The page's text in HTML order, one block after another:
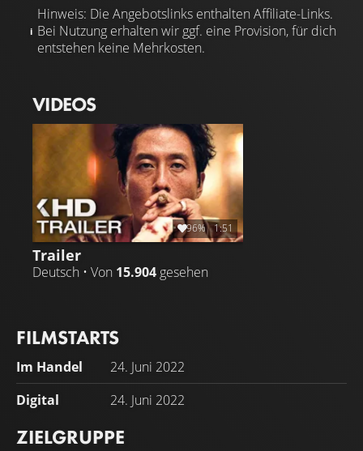
Hinweis: Die Angebotslinks enthalten Affiliate-Links.
Bei Nutzung erhalten wir ggf. eine Provision, für dich
entstehen keine Mehrkosten.
VIDEOS
96% 1:51
Trailer
Deutsch • Von 15.904 gesehen
FILMSTARTS
Im Handel
24. Juni 2022
Digital
24. Juni 2022
ZIELGRUPPE